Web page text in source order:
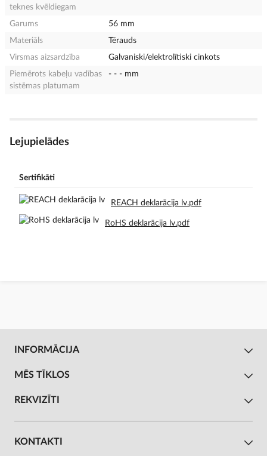
teknes kvēldiegam
Garums
56 mm
Materiāls
Tērauds
Virsmas aizsardzība
Galvaniski/elektrolītiski cinkots
Piemērots kabeļu vadības
sistēmas platumam
- - - mm
Lejupielādes
Sertifikāti
REACH deklarācija lv.pdf
RoHS deklarācija lv.pdf
INFORMĀCIJA
MĒS TĪKLOS
REKVIZĪTI
KONTAKTI